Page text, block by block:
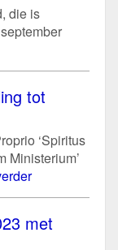
die is
tot
‘Spiritus
Ministerium’
met